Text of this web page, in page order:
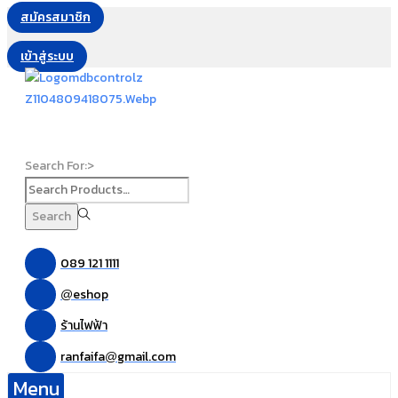
สมัครสมาชิก
เข้าสู่ระบบ
Search For:>
Search
089 121 1111
@eshop
ร้านไฟฟ้า
ranfaifa@gmail.com
Menu